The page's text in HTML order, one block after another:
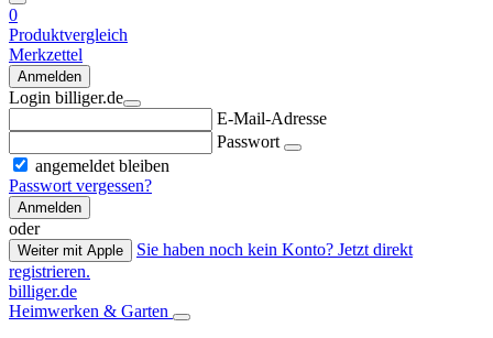
0
Produktvergleich
Merkzettel
Anmelden
Login billiger.de
E-Mail-Adresse
Passwort
angemeldet bleiben
Passwort vergessen?
Anmelden
oder
Weiter mit Apple
Sie haben noch kein Konto? Jetzt direkt
registrieren.
billiger.de
Heimwerken & Garten